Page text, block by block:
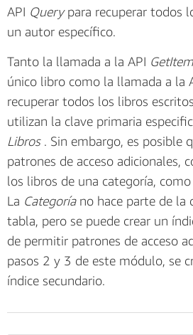
API Querypara recuperar todos
un autor específico.
Tanto la llamada a la API GetItem
único libro como la llamada a la
recuperar todos los libros
utilizan la clave primaria
Libros . Sin embargo, es posible
patrones de acceso adicionales,
los libros de una categoría,
La Categoría no hace parte de la
tabla, pero se puede crear un
de permitir patrones de acceso
pasos 2 y 3 de este módulo, se
índice secundario.